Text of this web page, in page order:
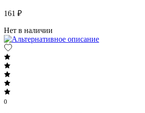
161 ₽
Нет в наличии
0